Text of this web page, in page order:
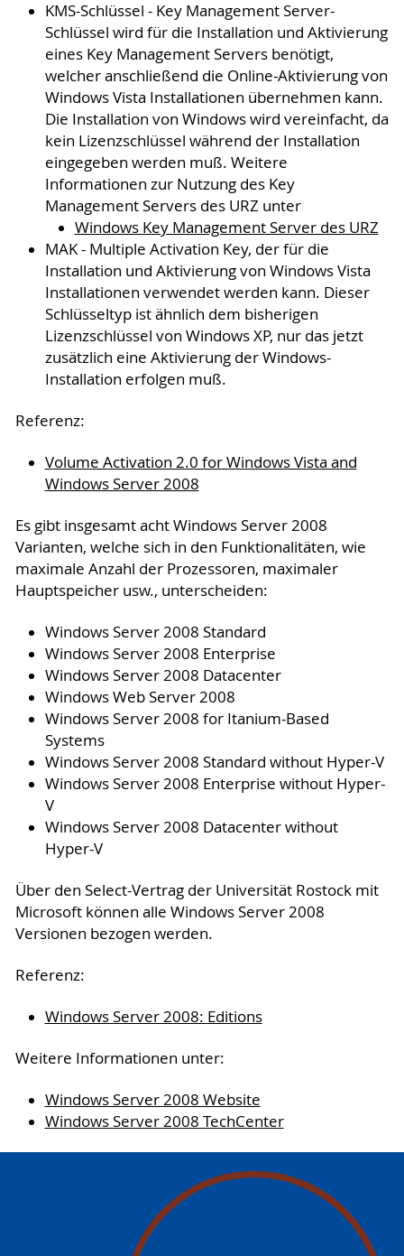
KMS-Schlüssel - Key Management Server-
Schlüssel wird für die Installation und Aktivierung
eines Key Management Servers benötigt,
welcher anschließend die Online-Aktivierung von
Windows Vista Installationen übernehmen kann.
Die Installation von Windows wird vereinfacht, da
kein Lizenzschlüssel während der Installation
eingegeben werden muß. Weitere
Informationen zur Nutzung des Key
Management Servers des URZ unter
Windows Key Management Server des URZ
MAK - Multiple Activation Key, der für die
Installation und Aktivierung von Windows Vista
Installationen verwendet werden kann. Dieser
Schlüsseltyp ist ähnlich dem bisherigen
Lizenzschlüssel von Windows XP, nur das jetzt
zusätzlich eine Aktivierung der Windows-
Installation erfolgen muß.
Referenz:
Volume Activation 2.0 for Windows Vista and
Windows Server 2008
Es gibt insgesamt acht Windows Server 2008
Varianten, welche sich in den Funktionalitäten, wie
maximale Anzahl der Prozessoren, maximaler
Hauptspeicher usw., unterscheiden:
Windows Server 2008 Standard
Windows Server 2008 Enterprise
Windows Server 2008 Datacenter
Windows Web Server 2008
Windows Server 2008 for Itanium-Based
Systems
Windows Server 2008 Standard without Hyper-V
Windows Server 2008 Enterprise without Hyper-
V
Windows Server 2008 Datacenter without
Hyper-V
Über den Select-Vertrag der Universität Rostock mit
Microsoft können alle Windows Server 2008
Versionen bezogen werden.
Referenz:
Windows Server 2008: Editions
Weitere Informationen unter:
Windows Server 2008 Website
Windows Server 2008 TechCenter